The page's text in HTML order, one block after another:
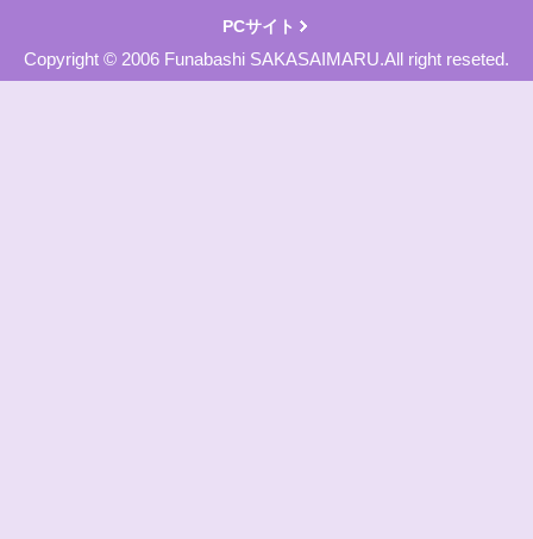
PCサイト
Copyright © 2006 Funabashi SAKASAIMARU.All right reseted.